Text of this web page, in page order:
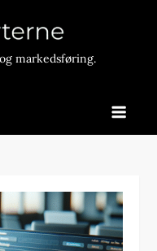
markedsføring.